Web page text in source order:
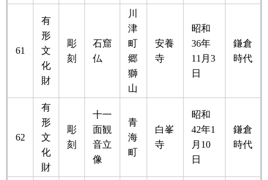
61
有
形
文
化
財
彫
刻
石窟
仏
川
津
町
郷
獅
山
安養
寺
昭和
36年
11月3
日
鎌倉
時代
62
有
形
文
化
財
彫
刻
十一
面観
音立
像
青
海
町
白峯
寺
昭和
42年1
月10
日
鎌倉
時代